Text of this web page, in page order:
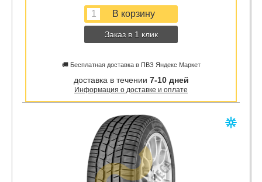
Заказ в 1 клик
🚚 Бесплатная доставка в ПВЗ Яндекс Маркет
доставка в течении 7-10 дней
Информация о доставке и оплате